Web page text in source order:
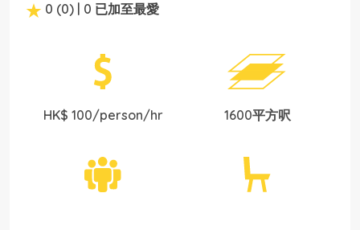
0 (0) | 0 已加至最愛
HK$ 100/person/hr 1600平方呎